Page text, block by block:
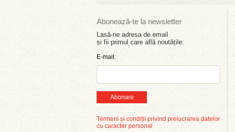
Abonează-te la newsletter
Lasă-ne adresa de email
și fii primul care află noutățile.
E-mail:
Abonare
Termeni și condiții privind prelucrarea datelor
cu caracter personal